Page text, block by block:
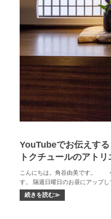
YouTubeでお伝えす
トクチュールのアト
こんにちは。角谷由美です。
す。 隔週日曜日のお昼にアップ
続きを読む≫